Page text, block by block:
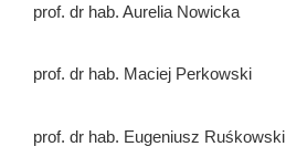
prof. dr hab. Aurelia Nowicka
prof. dr hab. Maciej Perkowski
prof. dr hab. Eugeniusz Ruśkowski